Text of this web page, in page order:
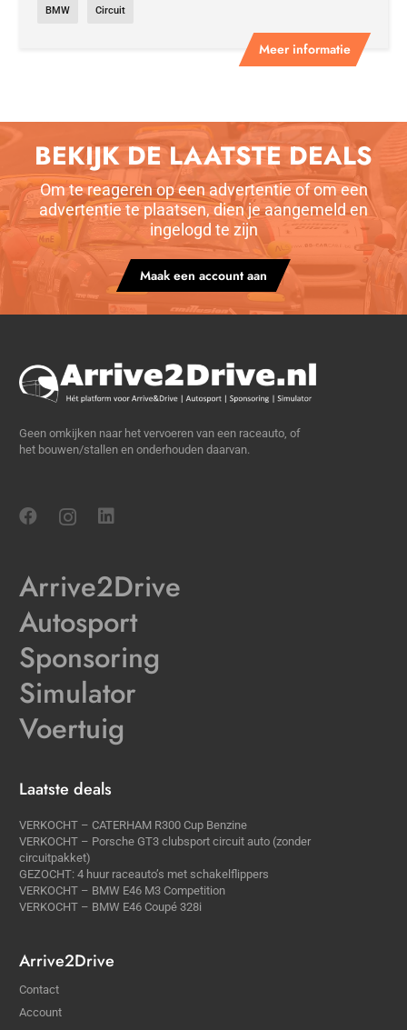
Meer informatie
BMW Circuit
BEKIJK DE LAATSTE DEALS
Om te reageren op een advertentie of om een
advertentie te plaatsen, dien je aangemeld en
ingelogd te zijn
Maak een account aan
Geen omkijken naar het vervoeren van een raceauto, of
het bouwen/stallen en onderhouden daarvan.
Arrive2Drive
Autosport
Sponsoring
Simulator
Voertuig
Laatste deals
VERKOCHT – CATERHAM R300 Cup Benzine
VERKOCHT – Porsche GT3 clubsport circuit auto (zonder
circuitpakket)
GEZOCHT: 4 huur raceauto’s met schakelflippers
VERKOCHT – BMW E46 M3 Competition
VERKOCHT – BMW E46 Coupé 328i
Arrive2Drive
Contact
Account